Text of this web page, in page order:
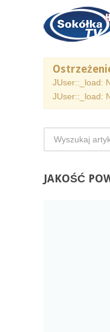
JUser::_load:
JUser::_load:
JAKOŚĆ